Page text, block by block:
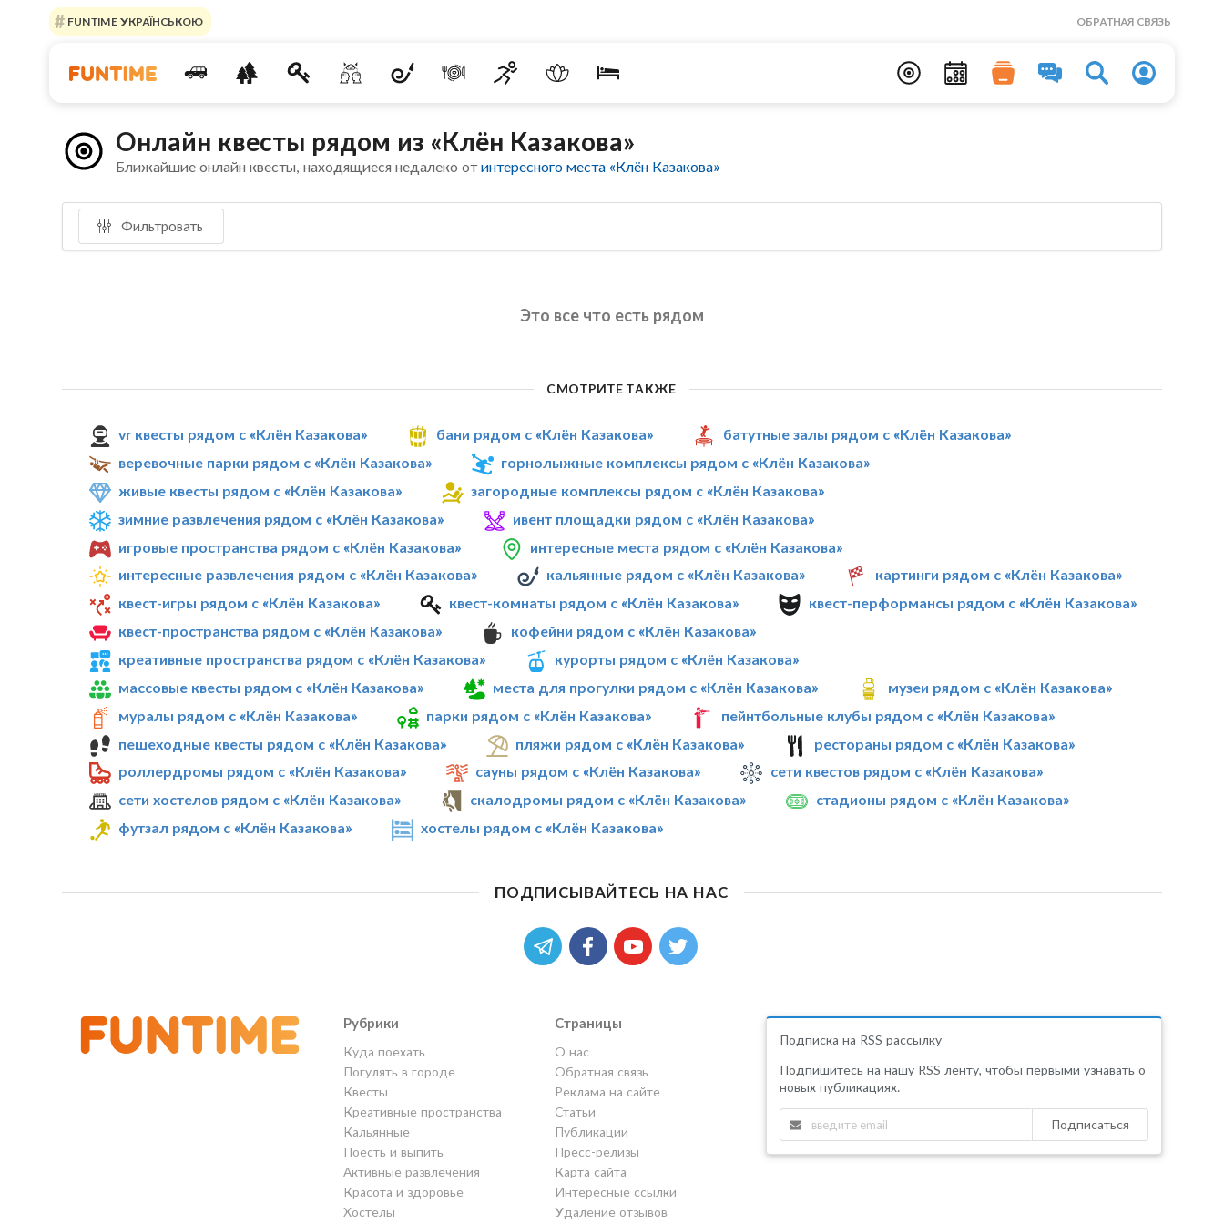
FUNTIME УКРАЇНСЬКОЮ ОБРАТНАЯ СВЯЗЬ
Онлайн квесты рядом из «Клён Казакова»
Ближайшие онлайн квесты, находящиеся недалеко отинтересного места «Клён Казакова»
Фильтровать
Это все что есть рядом
СМОТРИТЕ ТАКЖЕ
vr квесты рядом с «Клён Казакова» бани рядом с «Клён Казакова»
батутные залы рядом с «Клён Казакова»
веревочные парки рядом с «Клён Казакова»
горнолыжные комплексы рядом с «Клён Казакова»
живые квесты рядом с «Клён Казакова»
загородные комплексы рядом с «Клён Казакова»
зимние развлечения рядом с «Клён Казакова»
ивент площадки рядом с «Клён Казакова»
игровые пространства рядом с «Клён Казакова»
интересные места рядом с «Клён Казакова»
интересные развлечения рядом с «Клён Казакова»
кальянные рядом с «Клён Казакова»
картинги рядом с «Клён Казакова»
квест-игры рядом с «Клён Казакова»
квест-комнаты рядом с «Клён Казакова»
квест-перформансы рядом с «Клён Казакова»
квест-пространства рядом с «Клён Казакова»
кофейни рядом с «Клён Казакова»
креативные пространства рядом с «Клён Казакова»
курорты рядом с «Клён Казакова»
массовые квесты рядом с «Клён Казакова»
места для прогулки рядом с «Клён Казакова»
музеи рядом с «Клён Казакова»
муралы рядом с «Клён Казакова»
парки рядом с «Клён Казакова»
пейнтбольные клубы рядом с «Клён Казакова»
пешеходные квесты рядом с «Клён Казакова»
пляжи рядом с «Клён Казакова»
рестораны рядом с «Клён Казакова»
роллердромы рядом с «Клён Казакова»
сауны рядом с «Клён Казакова»
сети квестов рядом с «Клён Казакова»
сети хостелов рядом с «Клён Казакова»
скалодромы рядом с «Клён Казакова»
стадионы рядом с «Клён Казакова»
футзал рядом с «Клён Казакова»
хостелы рядом с «Клён Казакова»
ПОДПИСЫВАЙТЕСЬ НА НАС
Рубрики
Куда поехать
Погулять в городе
Квесты
Креативные пространства
Кальянные
Поесть и выпить
Активные развлечения
Красота и здоровье
Хостелы
Страницы
О нас
Обратная связь
Реклама на сайте
Статьи
Публикации
Пресс-релизы
Карта сайта
Интересные ссылки
Удаление отзывов
Подписка на RSS рассылку
Подпишитесь на нашу RSS ленту, чтобы первыми узнавать о
новых публикациях.
Подписаться